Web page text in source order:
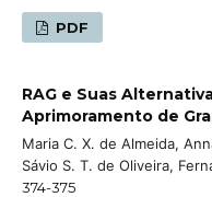
PDF
RAG e Suas
Aprimoramento de
Maria C. X. de Almeida,
Sávio S. T. de Oliveira,
374-375